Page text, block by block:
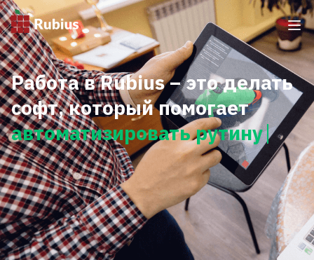
Работа в Rubius – это делать
софт, который помогает
автоматизировать рутину, ос